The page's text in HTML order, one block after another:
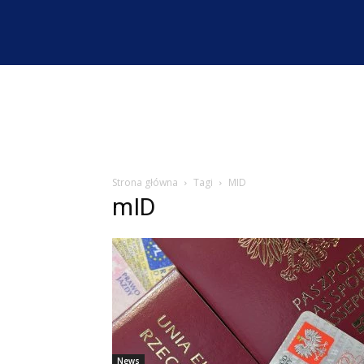
Strona główna Tagi MID
mID
News